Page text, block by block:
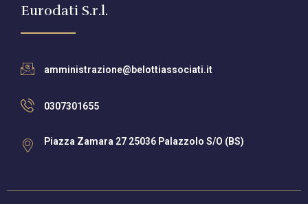
Eurodati S.r.l.
amministrazione@belottiassociati.it
0307301655
Piazza Zamara 27 25036 Palazzolo S/O (BS)